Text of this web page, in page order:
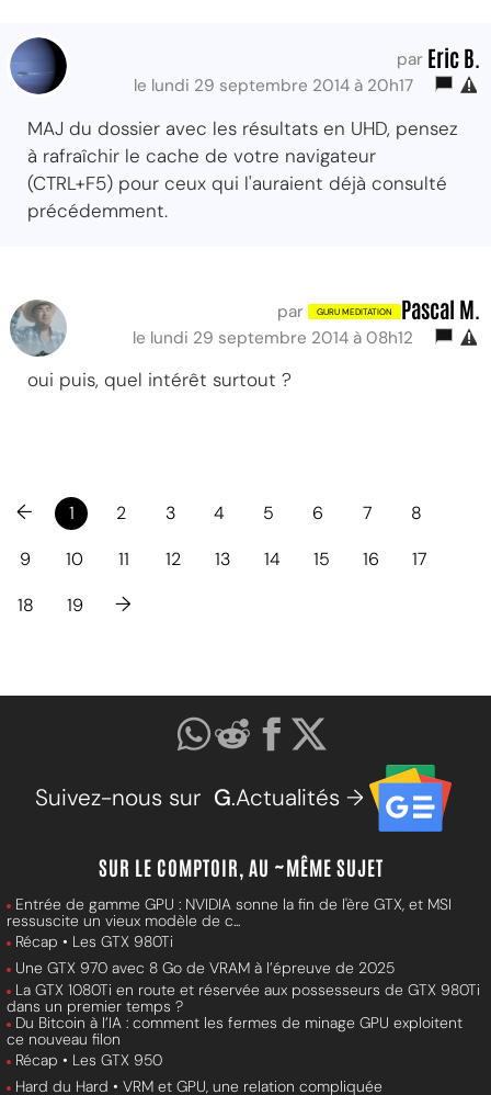
par Eric B.
le lundi 29 septembre 2014 à 20h17
MAJ du dossier avec les résultats en UHD, pensez
à rafraîchir le cache de votre navigateur
(CTRL+F5) pour ceux qui l'auraient déjà consulté
précédemment.
par Pascal M.
le lundi 29 septembre 2014 à 08h12
oui puis, quel intérêt surtout ?
← 1 2 3 4 5 6 7
8
9
10 11 12 13 14 15 16
17
18
19 →
Suivez-nous sur G.Actualités →
SUR LE COMPTOIR, AU ~MÊME SUJET
Entrée de gamme GPU : NVIDIA sonne la fin de l'ère GTX, et MSI
ressuscite un vieux modèle de c...
Récap • Les GTX 980Ti
Une GTX 970 avec 8 Go de VRAM à l’épreuve de 2025
La GTX 1080Ti en route et réservée aux possesseurs de GTX 980Ti
dans un premier temps ?
Du Bitcoin à l’IA : comment les fermes de minage GPU exploitent
ce nouveau filon
Récap • Les GTX 950
Hard du Hard • VRM et GPU, une relation compliquée